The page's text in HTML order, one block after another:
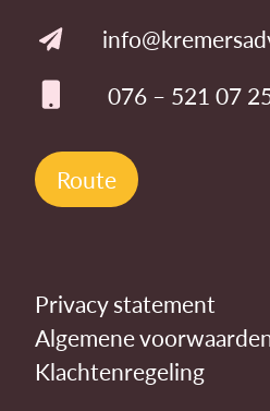
076 – 521 07
Route
Privacy statement
Algemene
Klachtenregeling